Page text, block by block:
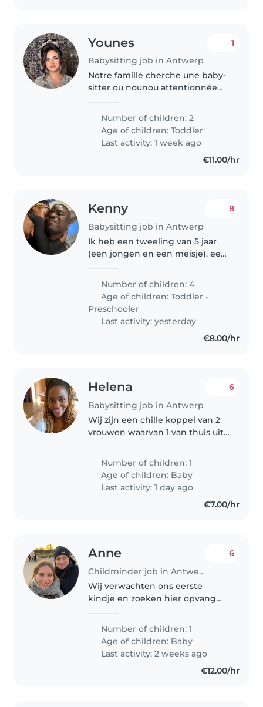
Younes
Babysitting job in Antwerp
1
Notre famille cherche une baby-
sitter ou nounou attentionnée
âge, pleins de vie et de curiosité.
Disponible pour s'occuper d'eux
à domicile, avec des tâches..
Number of children: 2
Age of children:Toddler
Last activity: 1 week ago
€11.00/hr
Kenny
Babysitting job in Antwerp
8
Ik heb een tweeling van 5 jaar
(een jongen en een meisje), een
van 2 jaar. De oudste drie
noemen we gekscherend "de
triplets", omdat ze zo dicht op..
Number of children: 4
Age of children:Toddler •
Preschooler
Last activity: yesterday
€8.00/hr
Helena
Babysitting job in Antwerp
6
Wij zijn een chille koppel van 2
vrouwen waarvan 1 van thuis uit
verplaatsing. Wij zoeken een
lieve en geduldige babysitter
voor onze baby van 2 maanden.
Number of children: 1
Age of children: Baby
Last activity: 1 day ago
€7.00/hr
Anne
Childminder job in Antwerp
6
Wij verwachten ons eerste
kindje en zoeken hier opvang
Number of children: 1
Age of children: Baby
Last activity: 2 weeks ago
€12.00/hr